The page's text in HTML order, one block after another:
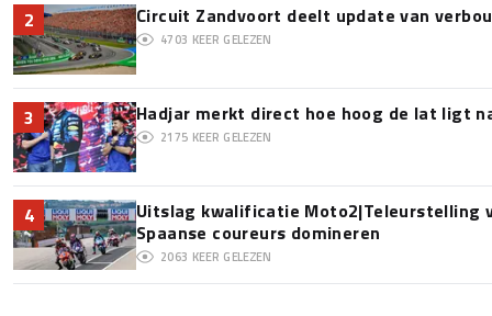
2 Circuit Zandvoort deelt update van
4703 KEER GELEZEN
3 Hadjar merkt direct hoe hoog de lat ligt
2175 KEER GELEZEN
4
Uitslag kwalificatie Moto2|Teleurstelling
Spaanse coureurs domineren
2063 KEER GELEZEN